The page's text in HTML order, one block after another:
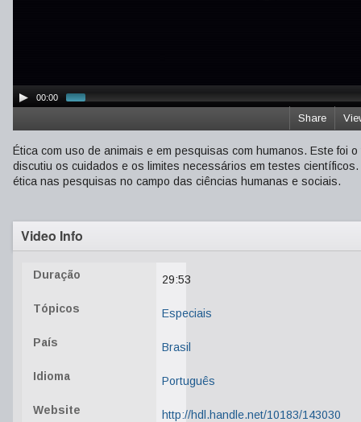
00:00
Share
Ética com uso de animais e em pesquisas com humanos. Este foi
discutiu os cuidados e os limites necessários em testes
ética nas pesquisas no campo das ciências humanas e sociais.
Video Info
Duração 29:53
Tópicos Especiais
País Brasil
Idioma Português
Website http://hdl.handle.net/10183/143030